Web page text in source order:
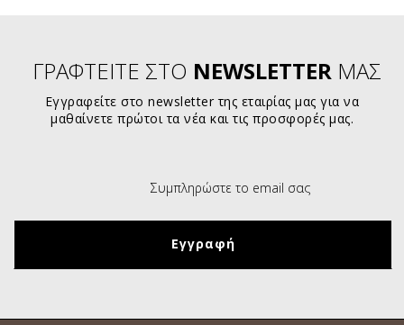
ΓΡΑΦΤΕΙΤΕ ΣΤΟ NEWSLETTERΜΑΣ
Εγγραφείτε στο newsletter της εταιρίας μας για να
μαθαίνετε πρώτοι τα νέα και τις προσφορές μας.